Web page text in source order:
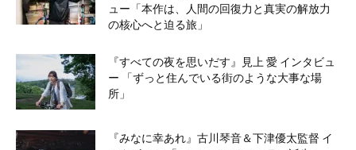
ュー「本作は、人間の回復力と真実の解放力
の核心へと迫る旅」
『すべての夜を思いだす』見上 愛 インタビュ
ー 「ずっと住んでいる街のような大事な場
所」
『みなに幸あれ』古川琴音＆下津優太監督 イ